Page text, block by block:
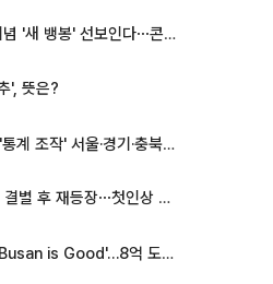
빅뱅, 20주년 기념 '새 뱅봉' 선보인다⋯콘서트 앞두고 팝업 개최
', 뜻은?
' 서울·경기·충북 선관위 등 추가 압수수색
‘나솔사계’ 국화, 결별 후 재등장⋯첫인상 투표 휩쓸고 ‘인기녀’ 등극
억 도시브랜드, 용산 대통령실 CI 업체가 수행